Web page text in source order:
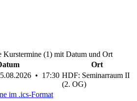
Kurstermine (1) mit Datum und Ort
Ort
• 17:30 HDF: Seminarraum II
(2. OG)
im .ics-Format